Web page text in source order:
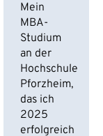
Mein
MBA-
Studium
an der
Hochschule
Pforzheim,
das ich
2025
erfolgreich